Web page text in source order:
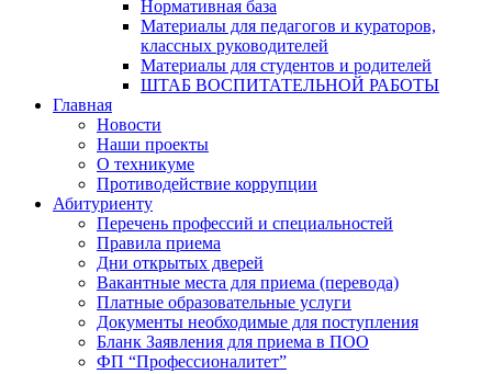
Нормативная база
Материалы для педагогов и кураторов,
классных руководителей
Материалы для студентов и родителей
ШТАБ ВОСПИТАТЕЛЬНОЙ РАБОТЫ
Главная
Новости
Наши проекты
О техникуме
Противодействие коррупции
Абитуриенту
Перечень профессий и специальностей
Правила приема
Дни открытых дверей
Вакантные места для приема (перевода)
Платные образовательные услуги
Документы необходимые для поступления
Бланк Заявления для приема в ПОО
ФП “Профессионалитет”